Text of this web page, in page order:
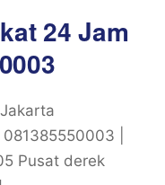
24 Jam
|
Pusat derek